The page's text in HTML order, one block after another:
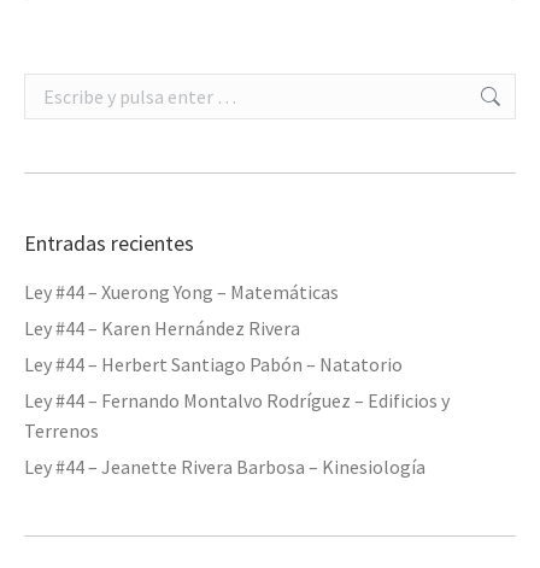
Buscar:
Entradas recientes
Ley #44 – Xuerong Yong – Matemáticas
Ley #44 – Karen Hernández Rivera
Ley #44 – Herbert Santiago Pabón – Natatorio
Ley #44 – Fernando Montalvo Rodríguez – Edificios y
Terrenos
Ley #44 – Jeanette Rivera Barbosa – Kinesiología